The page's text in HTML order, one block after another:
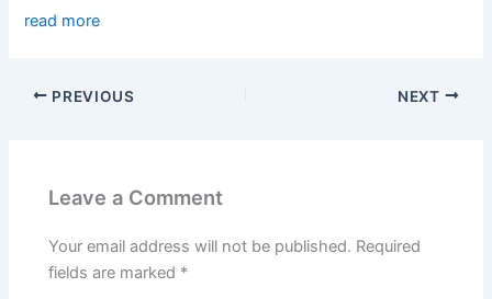
read more
PREVIOUS NEXT
Leave a Comment
Your email address will not be published. Required
fields are marked *